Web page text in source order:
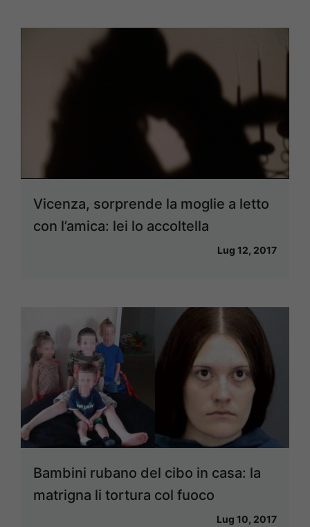
Vicenza, sorprende la moglie a letto
con l’amica: lei lo accoltella
Lug 12, 2017
Bambini rubano del cibo in casa: la
matrigna li tortura col fuoco
Lug 10, 2017